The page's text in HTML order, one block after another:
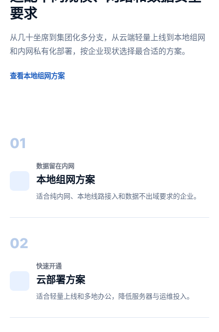
要求
从几十坐席到集团化多分支，从云端轻量上线到本地组网
和内网私有化部署，按企业现状选择最合适的方案。
查看本地组网方案
01
数据留在内网
本地组网方案
适合纯内网、本地线路接入和数据不出域要求的企业。
02
快速开通
云部署方案
适合轻量上线和多地办公，降低服务器与运维投入。